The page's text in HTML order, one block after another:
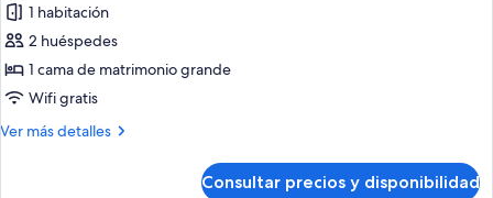
Habitación
estándar,
1
cama
matrimonio
1 habitación
2 huéspedes
1 cama de matrimonio grande
Wifi gratis
Ver más detalles
Más
Consultar precios y disponibilidad